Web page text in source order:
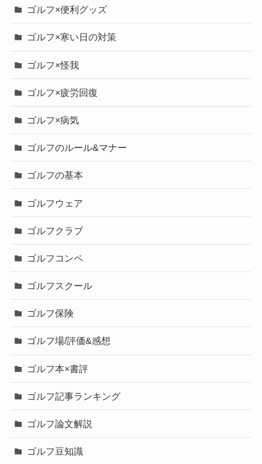
ゴルフ×便利グッズ
ゴルフ×寒い日の対策
ゴルフ×怪我
ゴルフ×疲労回復
ゴルフ×病気
ゴルフのルール&マナー
ゴルフの基本
ゴルフウェア
ゴルフクラブ
ゴルフコンペ
ゴルフスクール
ゴルフ保険
ゴルフ場/評価&感想
ゴルフ本×書評
ゴルフ記事ランキング
ゴルフ論文解説
ゴルフ豆知識